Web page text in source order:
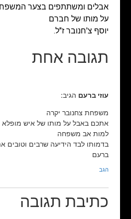
אבלים ומשתתפים בצער
על מותו של חברם
יוסף צ'חנובר ז"ל.
תגובה אחת
עוזי ברעם הגיב:
משפחת צחנובר יקרה
אתכם באבל על מותו של איש מופלא
למות אב משפחה
בדמותו לבד הידיעה שרבים וטובים
ברעם
הגב
כתיבת תגובה